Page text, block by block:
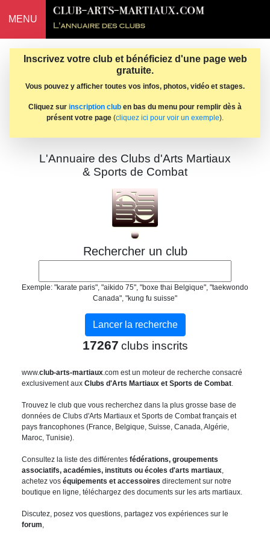
MENU
Inscrivez votre club et bénéficiez d'une page web
gratuite.
Vous pouvez y afficher toutes vos infos, photos, vidéo et stages.
Cliquez sur inscription club en bas du menu pour remplir dès à
présent votre page (cliquez ici pour voir un exemple).
L'Annuaire des Clubs d'Arts Martiaux
& Sports de Combat
Rechercher un club
Exemple: "karate paris", "aikido 75", "boxe thai Belgique", "taekwondo
Canada", "kung fu suisse"
17267 clubs inscrits
www.club-arts-martiaux.com est un moteur de recherche consacré
exclusivement aux Clubs d'Arts Martiaux et Sports de Combat.
Trouvez le club que vous recherchez dans la plus grosse base de
données de Clubs d'Arts Martiaux et Sports de Combat français et
pays francophones (France, Belgique, Suisse, Canada, Algérie,
Maroc, Tunisie).
Consultez la liste des différentes fédérations, groupements
associatifs, académies, instituts ou écoles d'arts martiaux,
achetez vos équipements et accessoires directement sur notre
boutique en ligne, téléchargez des documents sur les arts martiaux.
Discutez, posez vos questions, partagez vos expériences sur le
forum,